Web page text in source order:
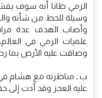
الرمي ظانا أنه سوف
وسيلة للحط من شأنه
وأصاب الهدف عدة
علميات الرمي في
وضاقت عليه الأرض بما
ب ـ مناظرته مع هشام في
عليه العجز وقد أدت إلى